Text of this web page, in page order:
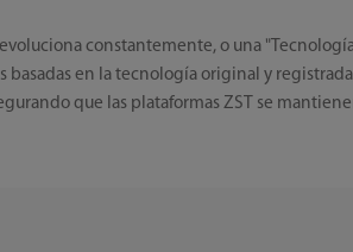
constantemente, o una
en la tecnología original y
que las plataformas ZST se